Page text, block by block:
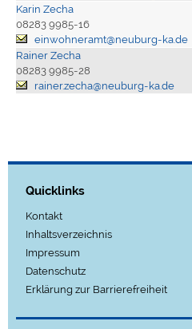
Karin Zecha
08283 9985-16
einwohneramt@neuburg-ka.de
Rainer Zecha
08283 9985-28
rainer.zecha@neuburg-ka.de
Quicklinks
Kontakt
Inhaltsverzeichnis
Impressum
Datenschutz
Erklärung zur Barrierefreiheit